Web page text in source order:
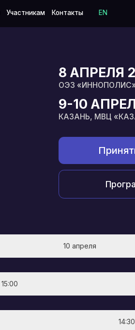
Контакты EN
КАЗАНЬ, МВЦ «КАЗАНЬ ЭКСПО»
ОЭЗ «ИННОПОЛИС»
Программа РВФ
Принять участие
8 АПРЕЛЯ 2026
10 апреля
15:00
14:30